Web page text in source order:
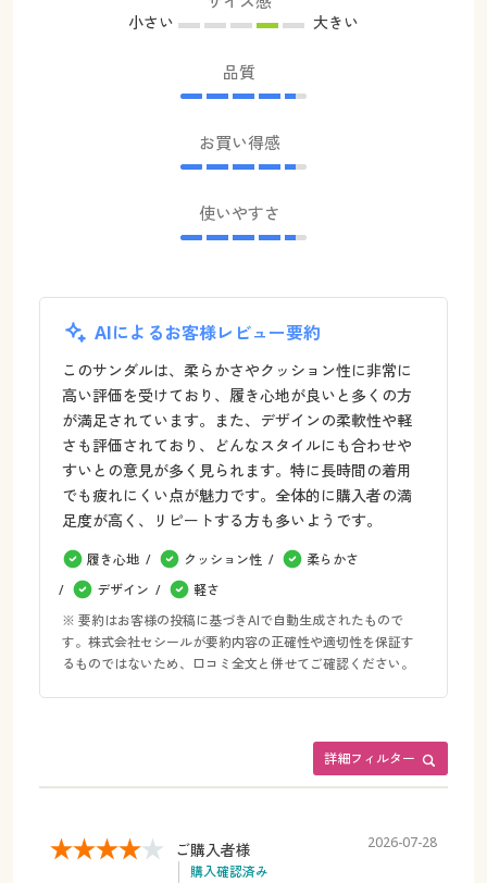
小さい 大きい
品質
お買い得感
使いやすさ
AIによるお客様レビュー要約
このサンダルは、柔らかさやクッション性に非常に
高い評価を受けており、履き心地が良いと多くの方
が満足されています。また、デザインの柔軟性や軽
さも評価されており、どんなスタイルにも合わせや
すいとの意見が多く見られます。特に長時間の着用
でも疲れにくい点が魅力です。全体的に購入者の満
足度が高く、リピートする方も多いようです。
履き心地 クッション性
柔らかさ
デザイン
軽さ
※ 要約はお客様の投稿に基づきAIで自動生成されたもので
す。株式会社セシールが要約内容の正確性や適切性を保証す
るものではないため、口コミ全文と併せてご確認ください。
詳細フィルター
ご購入者様
購入確認済み
2026-07-28